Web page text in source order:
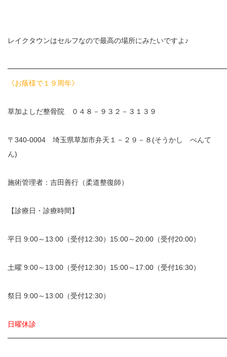
レイクタウンはセルフなので最高の場所にみたいですよ♪
━━━━━━━━━━━━━━━━━━━━━━━━━━━━━━━
《お蔭様で１９周年》
草加よしだ整骨院 ０４８－９３２－３１３９
〒340-0004 埼玉県草加市弁天１－２９－８(そうかし べんて
ん)
施術管理者：吉田善行（柔道整復師）
【診療日・診療時間】
平日 9:00～13:00（受付12:30）15:00～20:00（受付20:00）
土曜 9:00～13:00（受付12:30）15:00～17:00（受付16:30）
祭日 9:00～13:00（受付12:30）
日曜休診
━━━━━━━━━━━━━━━━━━━━━━━━━━━━━━━